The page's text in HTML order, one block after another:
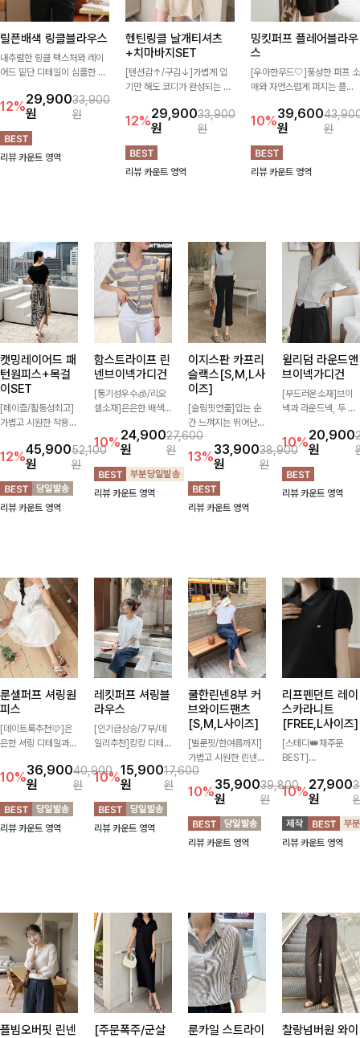
릴픈배색 링클블라우스
내추럴한 링클 텍스처와 레이
어드 밑단 디테일이 심플한 디
볍게 툭 입기만 해도 멋스러운
스타일을 완성해드려요- 여유
로운 핏으로 군살은 자연스럽
게 커버해주고, 편안한 착용감
까지 더해 손이 자주 가는 데일
12%29,900
원
33,900
원
리뷰 카운트 영역
헨틴링클 날개티셔츠
+치마바지SET
[텐션감↑/구김↓]가볍게 입
기만 해도 코디가 완성되는 세
지는 프릴 날개 소매가 우아한
포인트를 더해드립니다💕 잔
잔한 링클 텍스처 소재와 편안
한 허리밴딩으로 하루 종일 산
뜻하고 쾌적하게 즐겨보세요!
12%29,900
원
33,900
원
리뷰 카운트 영역
밍킷퍼프 플레어블라우
스
[우아한무드🤍]풍성한 퍼프 소
매와 자연스럽게 퍼지는 플레
를 완성해주는 블라우스 🤍 체
형을 자연스럽게 커버해주며
걸을 때마다 살랑이는 핏으로
데일리룩부터 데이트룩까지 화
사하게 즐기기 좋은 아이템이
10%39,600
원
원
리뷰 카운트 영역
캣밍레이어드 패
턴원피스+목걸
이SET
[페이즐/활동성최고]
가볍고 시원한 착용감
없이 즐기기 좋은 라
운드 니트 🤍 베이직
한 디자인으로 다양한
하의와 손쉽게 매치되
어 데일리하게 활용하
12%45,900
원
52,100
원
리뷰 카운트 영역
함스트라이프 린
넨브이넥가디건
[통기성우수🧊/리오
셀소재]은은한 배색
캐주얼하면서도 산뜻
한 무드 살려주는 니
트 가디건 💛 브이넥
라인에 슬림하게 떨어
지는 핏 더해져 단독
10%24,900
원
27,600
원
리뷰 카운트 영역
이지스판 카프리
슬랙스[S,M,L사
이즈]
[슬림핏연출]입는 순
간 느껴지는 뛰어난
신축성으로 활동량 많
은 날에도 편안하게
🌿 발목이 드러나는
카프리 기장이 다리
라인을 더욱 길고 산
뜻하게 보여주며, 깔
13%33,900
원
38,900
원
리뷰 카운트 영역
윌리덤 라운드앤
브이넥가디건
[부드러운소재]브이
넥과 라운드넥, 두 가
맞게 선택할 수 있는
활용도 높은 가디건
🤍 부드러운 착용감
과 베이직한 디자인으
로 단독은 물론 가볍
10%20,900
원
리뷰 카운트 영역
룬셀퍼프 셔링원
피스
[데이트룩추천🩷]은
은한 셔링 디테일과
사랑스러운 무드를 완
성해주는 원피스🤍
허리 스모크 밴딩이
슬림한 실루엣을 연출
해주며, 자연스럽게
10%36,900
원
40,900
원
리뷰 카운트 영역
레킷퍼프 셔링블
라우스
[인기급상승/7부/데
일리추천]캉캉 디테일
풍성한 실루엣을 완성
해주는 블라우스 🤍
가볍게 퍼지는 핏으로
체형을 자연스럽게 커
버해주며 여성스럽게
10%15,900
원
17,600
원
리뷰 카운트 영역
쿨한린넨8부 커
브와이드팬츠
[S,M,L사이즈]
[벌룬핏/한여름까지]
가볍고 시원한 린넨
혼방 소재로 한여름까
지 쾌적하게 즐기기
좋은 8부 커브 와이드
팬츠 🤍 자연스럽게
떨어지는 커브핏이 멋
스러운 실루엣을 연출
10%35,900
원
39,800
원
리뷰 카운트 영역
리프펜던트 레이
스카라니트
[FREE,L사이즈]
[스테디👑재주문
BEST]
카라 니트에 펜던트
포인트까지 톡-톡 얼
굴을 밝혀주는 컬러와
함께 해요-
10%27,900
원
리뷰 카운트 영역
플빔오버핏 린넨
[주문폭주/군살
룬카일 스트라이
찰랑넘버원 와이